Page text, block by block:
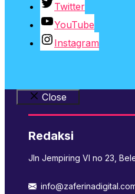
Twitter
YouTube
Instagram
Close
Redaksi
Jln Jempiring VI no 23,